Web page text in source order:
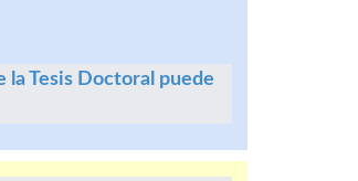
la Tesis Doctoral puede